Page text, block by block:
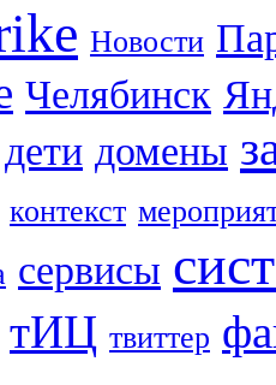
Новости
Челябинск
дети домены
контекст
сервисы
тИЦ твиттер